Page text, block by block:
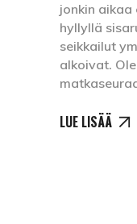
jonkin
hyllyllä
seikkailut
alkoivat.
LUE LISÄÄ